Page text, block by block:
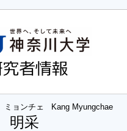
ョンチェ Kang Myungchae
采